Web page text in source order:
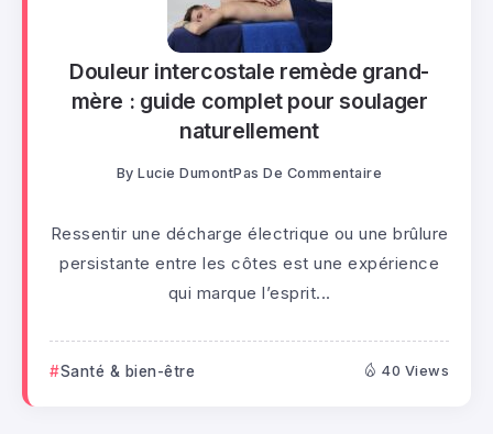
Douleur intercostale remède grand-
mère : guide complet pour soulager
naturellement
By Lucie DumontPas De Commentaire
Ressentir une décharge électrique ou une brûlure
persistante entre les côtes est une expérience
qui marque l’esprit...
Santé & bien-être 40 Views